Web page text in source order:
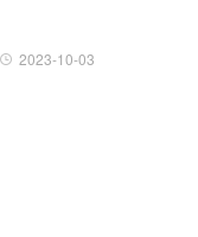
2023-10-03